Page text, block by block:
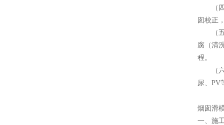
（四
囱校正
（五
腐（清
程。
（六
尿、PV
烟囱滑
一、施